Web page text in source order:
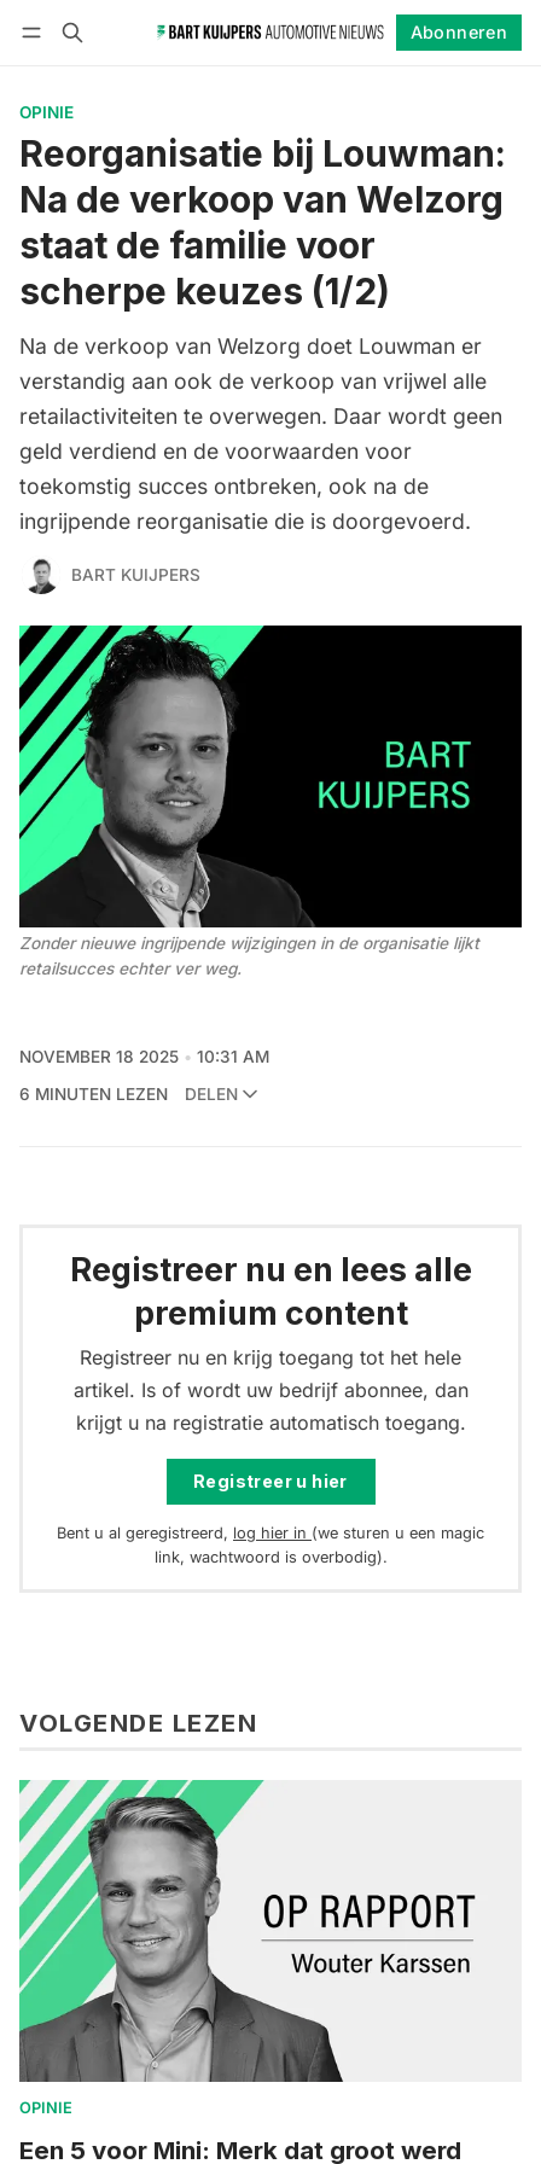
Abonneren
OPINIE
Reorganisatie bij Louwman:
Na de verkoop van Welzorg
staat de familie voor
scherpe keuzes (1/2)
Na de verkoop van Welzorg doet Louwman er
verstandig aan ook de verkoop van vrijwel alle
retailactiviteiten te overwegen. Daar wordt geen
geld verdiend en de voorwaarden voor
toekomstig succes ontbreken, ook na de
ingrijpende reorganisatie die is doorgevoerd.
BART KUIJPERS
Zonder nieuwe ingrijpende wijzigingen in de organisatie lijkt
retailsucces echter ver weg.
NOVEMBER 18 2025
10:31 AM
6 MINUTEN LEZEN
DELEN
Registreer nu en lees alle
premium content
Registreer nu en krijg toegang tot het hele
artikel. Is of wordt uw bedrijf abonnee, dan
krijgt u na registratie automatisch toegang.
Registreer u hier
Bent u al geregistreerd, log hier in (we sturen u een magic
link, wachtwoord is overbodig).
VOLGENDE LEZEN
OPINIE
Een 5 voor Mini: Merk dat groot werd